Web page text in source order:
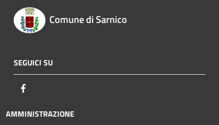
Comune di Sarnico
SEGUICI SU
AMMINISTRAZIONE